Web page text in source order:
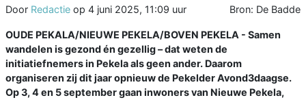
Door Redactie op 4 juni 2025, 11:09 uur Bron: De Badde
OUDE PEKALA/NIEUWE PEKELA/BOVEN PEKELA - Samen
wandelen is gezond én gezellig – dat weten de
initiatiefnemers in Pekela als geen ander. Daarom
organiseren zij dit jaar opnieuw de Pekelder Avond3daagse.
Op 3, 4 en 5 september gaan inwoners van Nieuwe Pekela,